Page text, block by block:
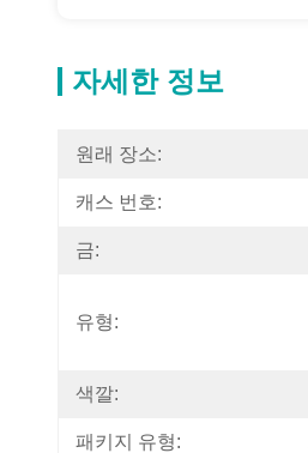
자세한 정보
원래 장소:
캐스 번호:
금:
유형:
색깔:
패키지 유형: